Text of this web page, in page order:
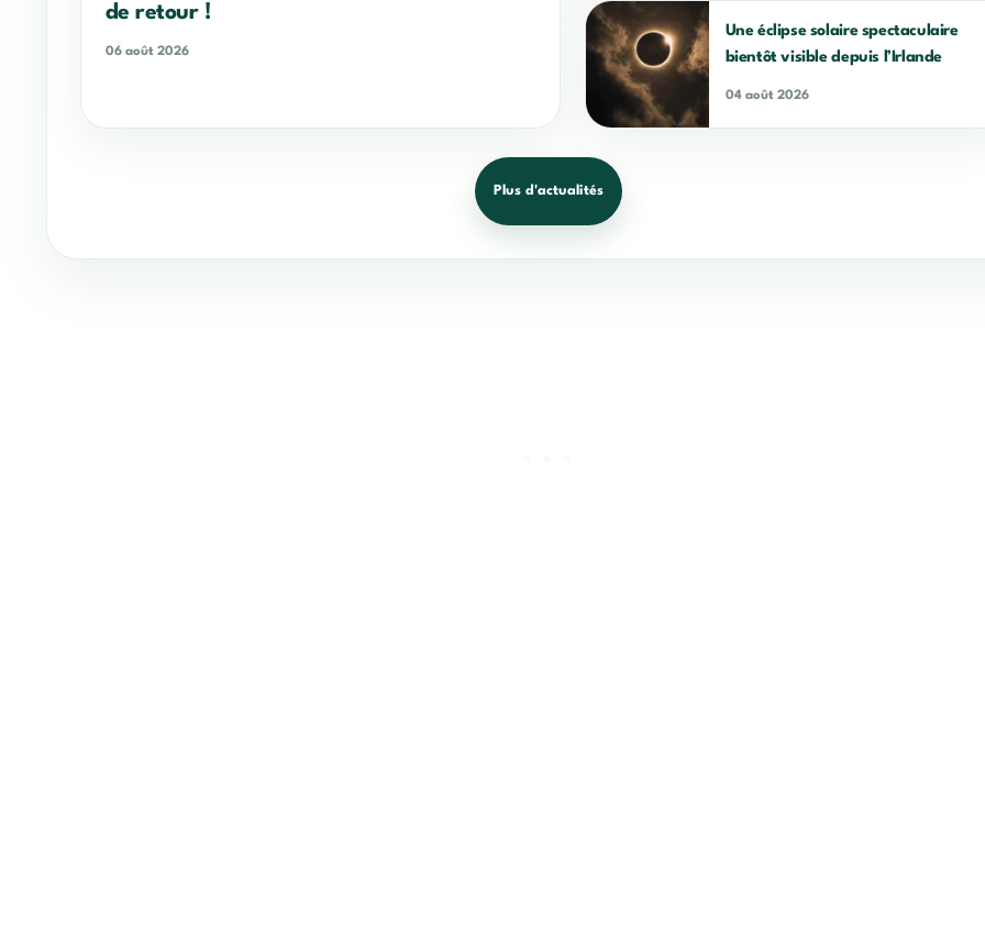
de retour !
06 août 2026
Une éclipse solaire spectaculaire
bientôt visible depuis l’Irlande
04 août 2026
Plus d'actualités